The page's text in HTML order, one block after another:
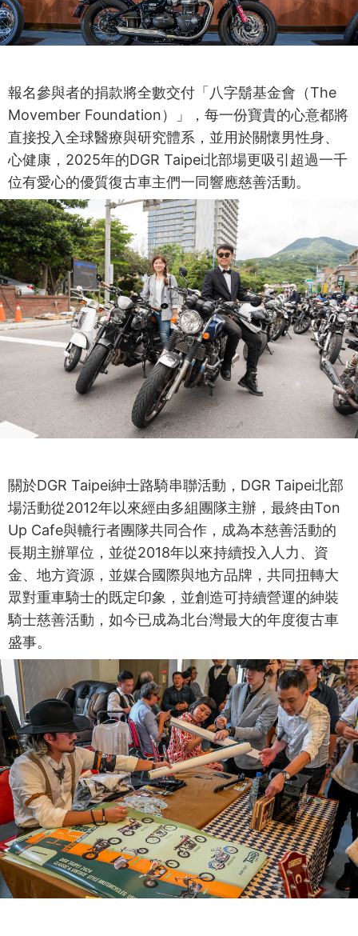
報名參與者的捐款將全數交付「八字鬍基金會（The
Movember Foundation）」，每一份寶貴的心意都將
直接投入全球醫療與研究體系，並用於關懷男性身、
心健康，2025年的DGR Taipei北部場更吸引超過一千
位有愛心的優質復古車主們一同響應慈善活動。
關於DGR Taipei紳士路騎串聯活動，DGR Taipei北部
場活動從2012年以來經由多組團隊主辦，最終由Ton
Up Cafe與轆行者團隊共同合作，成為本慈善活動的
長期主辦單位，並從2018年以來持續投入人力、資
金、地方資源，並媒合國際與地方品牌，共同扭轉大
眾對重車騎士的既定印象，並創造可持續營運的紳裝
騎士慈善活動，如今已成為北台灣最大的年度復古車
盛事。